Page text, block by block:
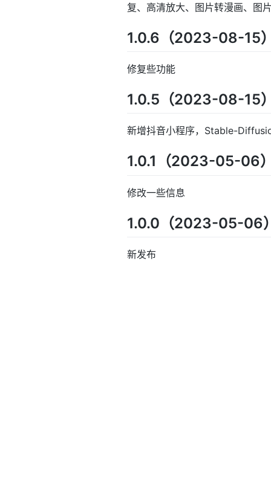
复、高清放大、图片转漫画、图
1.0.6（2023-08-15
修复些功能
1.0.5（2023-08-15
新增抖音小程序，Stable-
1.0.1（2023-05-06
修改一些信息
1.0.0（2023-05-06
新发布